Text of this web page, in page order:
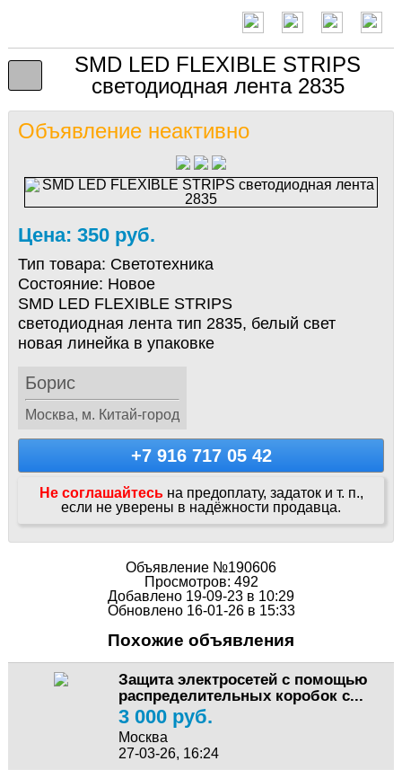
SMD LED FLEXIBLE STRIPS
светодиодная лента 2835
Объявление неактивно
Цена: 350 руб.
Тип товара: Светотехника
Состояние: Новое
SMD LED FLEXIBLE STRIPS
светодиодная лента тип 2835, белый свет
новая линейка в упаковке
Борис
Москва, м. Китай-город
+7 916 717 05 42
Не соглашайтесь на предоплату, задаток и т. п.,
если не уверены в надёжности продавца.
Объявление №190606
Просмотров: 492
Добавлено 19-09-23 в 10:29
Обновлено 16-01-26 в 15:33
Похожие объявления
Защита электросетей с помощью
распределительных коробок с...
3 000 руб.
Москва
27-03-26, 16:24